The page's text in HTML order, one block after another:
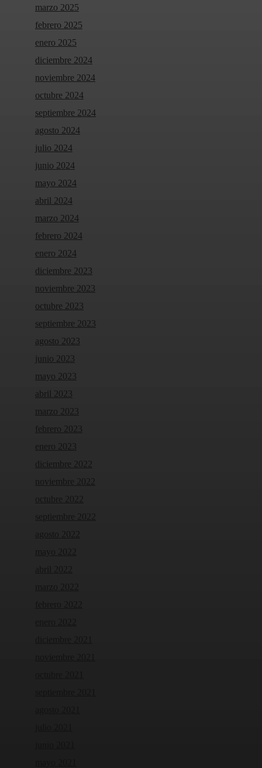
marzo 2025
febrero 2025
enero 2025
diciembre 2024
noviembre 2024
octubre 2024
septiembre 2024
agosto 2024
julio 2024
junio 2024
mayo 2024
abril 2024
marzo 2024
febrero 2024
enero 2024
diciembre 2023
noviembre 2023
octubre 2023
septiembre 2023
agosto 2023
junio 2023
mayo 2023
abril 2023
marzo 2023
febrero 2023
enero 2023
diciembre 2022
noviembre 2022
octubre 2022